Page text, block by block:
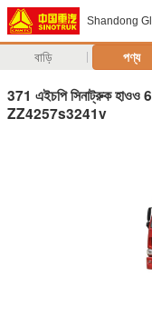
Shandong
বাড়ি পণ্য
371 এইচপি সিনাট্রুক হাওও
ZZ4257s3241v